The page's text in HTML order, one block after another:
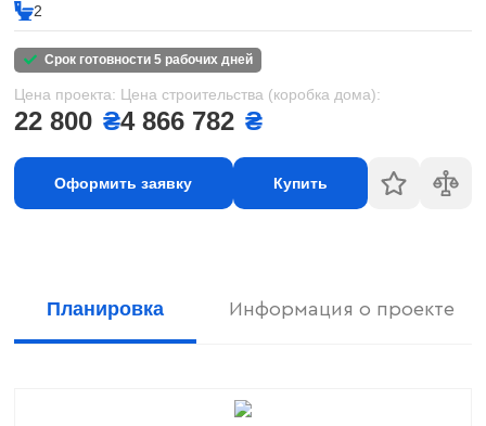
2
срок готовности 5 рабочих дней
Цена проекта:
22 800 ₴
Цена строительства (коробка дома):
4 866 782 ₴
Оформить заявку Купить
Планировка Информация о проекте